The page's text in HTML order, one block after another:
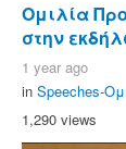
Ομιλία
στην
1 year ago
in Speeches-
1,290 views